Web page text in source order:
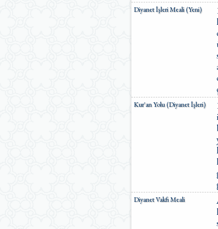
Diyanet İşleri Meali (Yeni)
Kur'an Yolu (Diyanet İşleri)
Diyanet Vakfı Meali